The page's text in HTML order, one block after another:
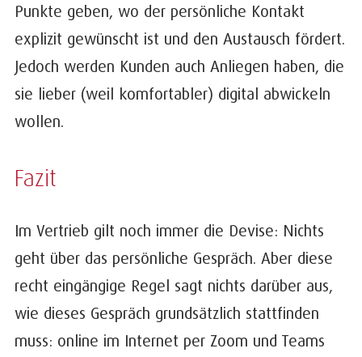
Punkte geben, wo der persönliche Kontakt
explizit gewünscht ist und den Austausch fördert.
Jedoch werden Kunden auch Anliegen haben, die
sie lieber (weil komfortabler) digital abwickeln
wollen.
Fazit
Im Vertrieb gilt noch immer die Devise: Nichts
geht über das persönliche Gespräch. Aber diese
recht eingängige Regel sagt nichts darüber aus,
wie dieses Gespräch grundsätzlich stattfinden
muss: online im Internet per Zoom und Teams